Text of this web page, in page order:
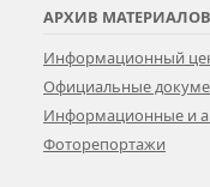
АРХИВ МАТЕРИАЛОВ
Информационный
Официальные
Информационные и
Фоторепортажи